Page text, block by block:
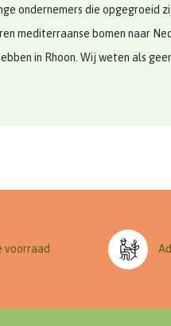
ondernemers die opgegroeid
mediterraanse bomen naar
in Rhoon. Wij weten als
voorraad